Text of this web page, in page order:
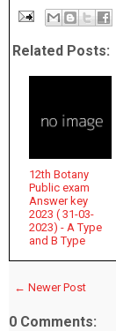
Related Posts:
12th Botany
Public exam
Answer key
2023 ( 31-03-
2023) - A Type
and B Type
← Newer Post
0 Comments: